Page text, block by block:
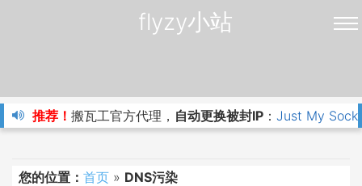
flyzy小站
推荐！ 搬瓦工官方代理， 自动更换被封IP ： Just My
您的位置： 首页 » DNS污染